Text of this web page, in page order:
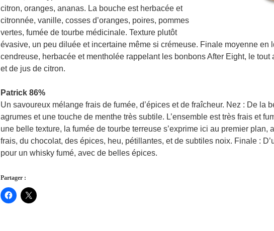
citron, oranges, ananas. La bouche est herbacée et
citronnée, vanille, cosses d’oranges, poires, pommes
vertes, fumée de tourbe médicinale. Texture plutôt
évasive, un peu diluée et incertaine même si crémeuse. Finale moyenne en
cendreuse, herbacée et mentholée rappelant les bonbons After Eight, le
et de jus de citron.
Patrick 86%
Un savoureux mélange frais de fumée, d’épices et de fraîcheur. Nez : De la
agrumes et une touche de menthe très subtile. L’ensemble est très frais et
une belle texture, la fumée de tourbe terreuse s’exprime ici au premier plan,
frais, du chocolat, des épices, heu, pétillantes, et de subtiles noix. Finale :
pour un whisky fumé, avec de belles épices.
Partager :